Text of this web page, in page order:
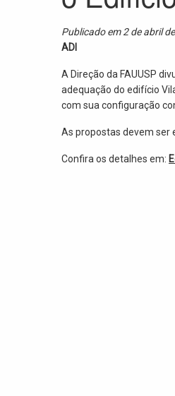
Publicado em 2 de abril
ADI
A Direção da FAUUSP
adequação do edifício
com sua configuração
As propostas devem ser
Confira os detalhes em: